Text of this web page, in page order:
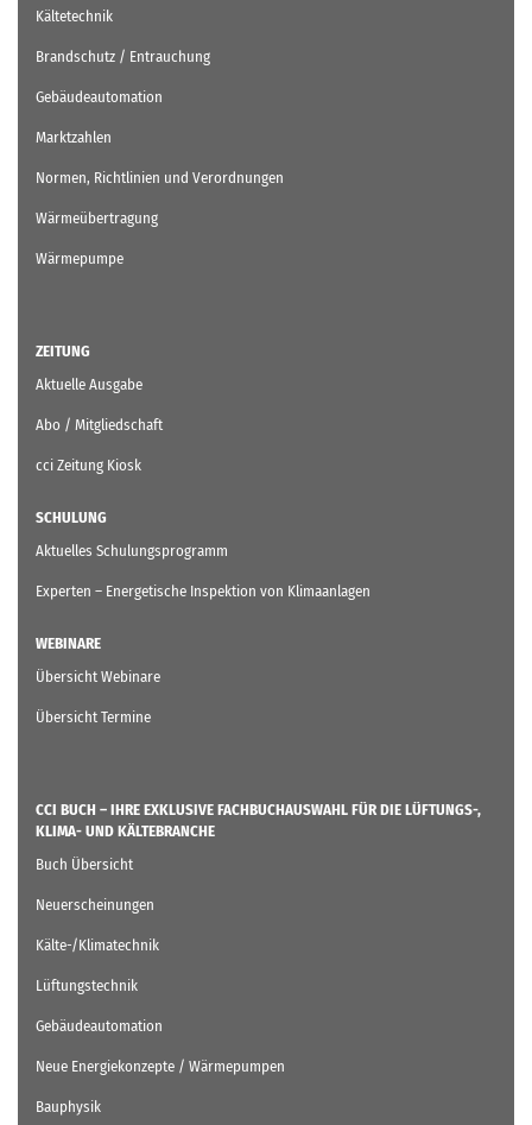
Kältetechnik
Brandschutz / Entrauchung
Gebäudeautomation
Marktzahlen
Normen, Richtlinien und Verordnungen
Wärmeübertragung
Wärmepumpe
ZEITUNG
Aktuelle Ausgabe
Abo / Mitgliedschaft
cci Zeitung Kiosk
SCHULUNG
Aktuelles Schulungsprogramm
Experten – Energetische Inspektion von Klimaanlagen
WEBINARE
Übersicht Webinare
Übersicht Termine
CCI BUCH – IHRE EXKLUSIVE FACHBUCHAUSWAHL FÜR DIE LÜFTUNGS-,
KLIMA- UND KÄLTEBRANCHE
Buch Übersicht
Neuerscheinungen
Kälte-/Klimatechnik
Lüftungstechnik
Gebäudeautomation
Neue Energiekonzepte / Wärmepumpen
Bauphysik